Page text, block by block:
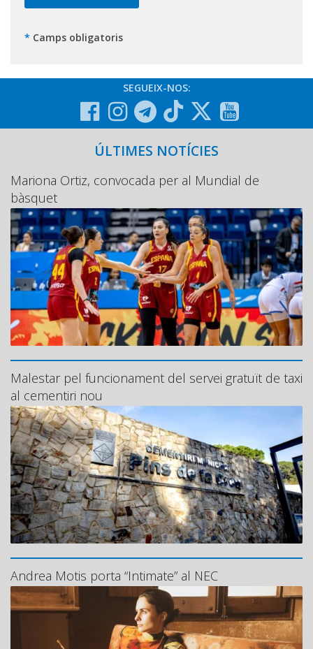
* Camps obligatoris
SEGUEIX-NOS:
ÚLTIMES NOTÍCIES
Mariona Ortiz, convocada per al Mundial de
bàsquet
Malestar pel funcionament del servei gratuït de taxi
al cementiri nou
Andrea Motis porta “Intimate” al NEC